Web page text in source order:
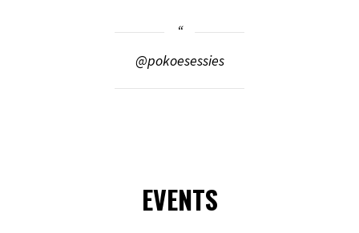
@pokoesessies
EVENTS